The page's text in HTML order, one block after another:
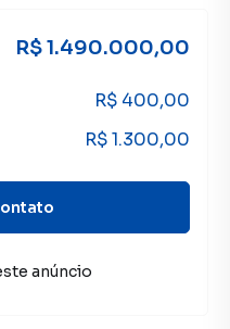
R$ 1.490.000,00
R$ 400,00
R$ 1.300,00
anúncio